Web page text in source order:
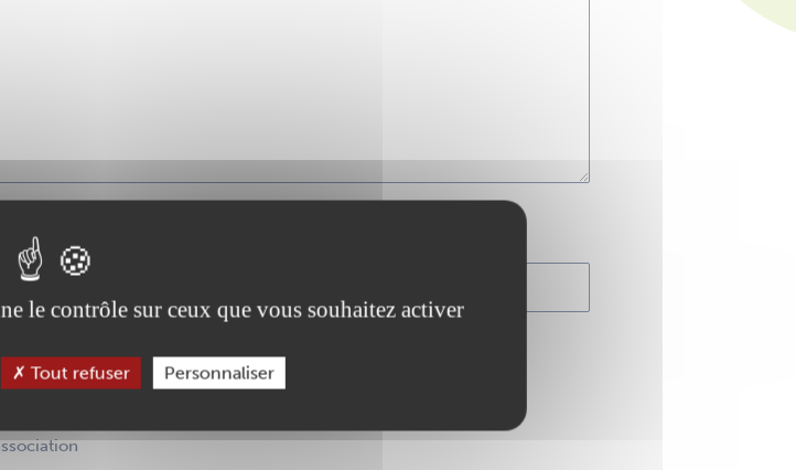
le contrôle sur ceux que vous souhaitez activer
Tout refuser Personnaliser